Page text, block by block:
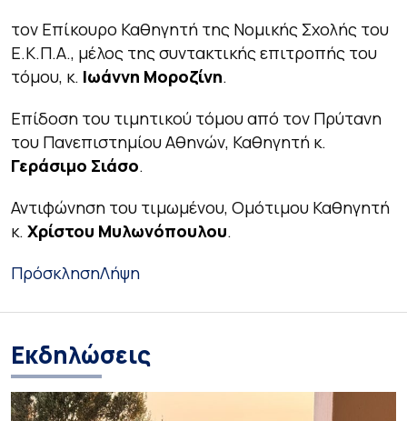
τον Επίκουρο Καθηγητή της Νομικής Σχολής του
Ε.Κ.Π.Α., μέλος της συντακτικής επιτροπής του
τόμου, κ. Ιωάννη Μοροζίνη.
Επίδοση του τιμητικού τόμου από τον Πρύτανη
του Πανεπιστημίου Αθηνών, Καθηγητή κ.
Γεράσιμο Σιάσο.
Αντιφώνηση του τιμωμένου, Ομότιμου Καθηγητή
κ. Χρίστου Μυλωνόπουλου.
ΠρόσκλησηΛήψη
Εκδηλώσεις